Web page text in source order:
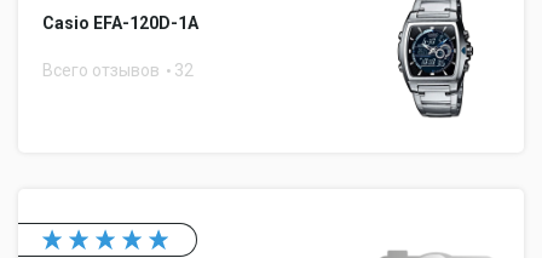
Casio EFA-120D-1A
Всего отзывов 32